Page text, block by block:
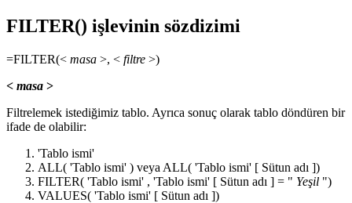
FILTER() işlevinin sözdizimi
=FILTER(< masa >, < filtre >)
< masa >
Filtrelemek istediğimiz tablo. Ayrıca sonuç olarak tablo döndüren bir
ifade de olabilir:
'Tablo ismi'
ALL( 'Tablo ismi' ) veya ALL( 'Tablo ismi' [ Sütun adı ])
FILTER( 'Tablo ismi' , 'Tablo ismi' [ Sütun adı ] = " Yeşil ")
VALUES( 'Tablo ismi' [ Sütun adı ])